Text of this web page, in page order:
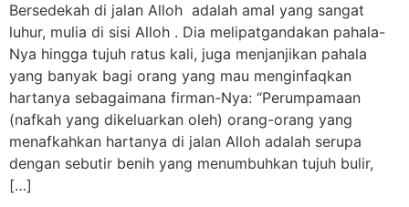
Bersedekah di jalan Alloh adalah amal yang sangat
luhur, mulia di sisi Alloh . Dia melipatgandakan pahala-
Nya hingga tujuh ratus kali, juga menjanjikan pahala
yang banyak bagi orang yang mau menginfaqkan
hartanya sebagaimana firman-Nya: “Perumpamaan
(nafkah yang dikeluarkan oleh) orang-orang yang
menafkahkan hartanya di jalan Alloh adalah serupa
dengan sebutir benih yang menumbuhkan tujuh bulir,
[…]